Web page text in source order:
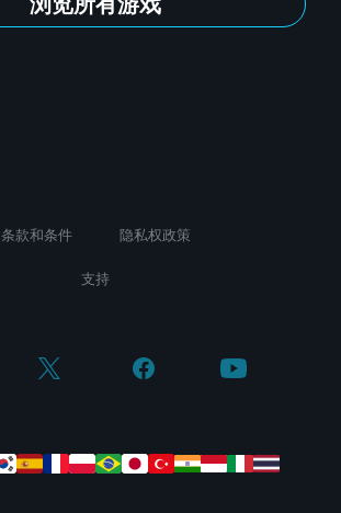
条款和条件 隐私权政策
支持